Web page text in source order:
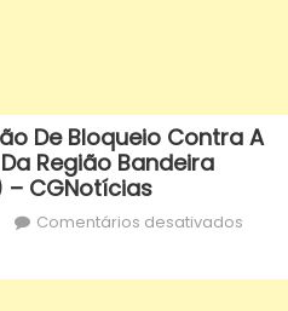
De Bloqueio Contra A
Região Bandeira
– CGNotícias
AuthorComentários desativadosem